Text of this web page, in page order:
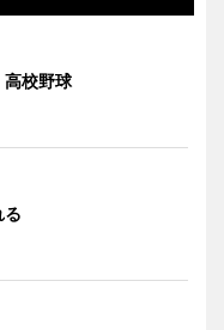
校野球
る